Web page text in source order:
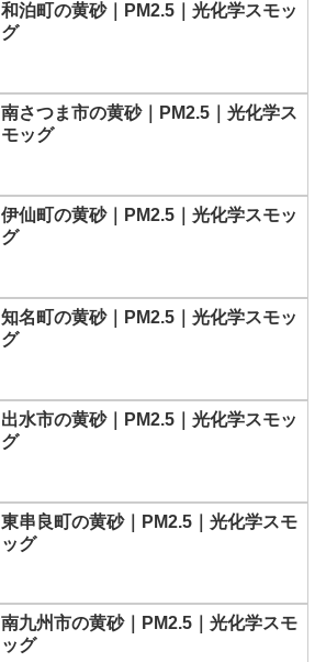
和泊町の黄砂｜PM2.5｜光化学スモッ
グ
南さつま市の黄砂｜PM2.5｜光化学ス
モッグ
伊仙町の黄砂｜PM2.5｜光化学スモッ
グ
知名町の黄砂｜PM2.5｜光化学スモッ
グ
出水市の黄砂｜PM2.5｜光化学スモッ
グ
東串良町の黄砂｜PM2.5｜光化学スモ
ッグ
南九州市の黄砂｜PM2.5｜光化学スモ
ッグ